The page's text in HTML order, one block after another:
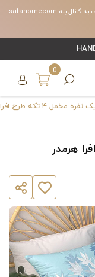
جهت معرفی محصولات جدید و مشاهده کد های تخفیف به کانال بله safahomecom
0
۴ تکه طرح افرا هرمدر